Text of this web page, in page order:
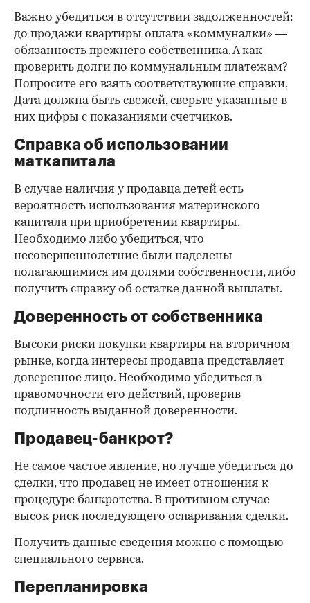
Важно убедиться в отсутствии задолженностей:
до продажи квартиры оплата «коммуналки» —
обязанность прежнего собственника. А как
проверить долги по коммунальным платежам?
Попросите его взять соответствующие справки.
Дата должна быть свежей, сверьте указанные в
них цифры с показаниями счетчиков.
Справка об использовании
маткапитала
В случае наличия у продавца детей есть
вероятность использования материнского
капитала при приобретении квартиры.
Необходимо либо убедиться, что
несовершеннолетние были наделены
полагающимися им долями собственности, либо
получить справку об остатке данной выплаты.
Доверенность от собственника
Высоки риски покупки квартиры на вторичном
рынке, когда интересы продавца представляет
доверенное лицо. Необходимо убедиться в
правомочности его действий, проверив
подлинность выданной доверенности.
Продавец-банкрот?
Не самое частое явление, но лучше убедиться до
сделки, что продавец не имеет отношения к
процедуре банкротства. В противном случае
высок риск последующего оспаривания сделки.
Получить данные сведения можно с помощью
специального сервиса.
Перепланировка